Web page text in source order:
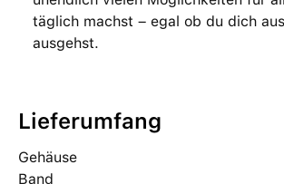
täglich machst – egal ob du dich
ausgehst.
Lieferumfang
Gehäuse
Band